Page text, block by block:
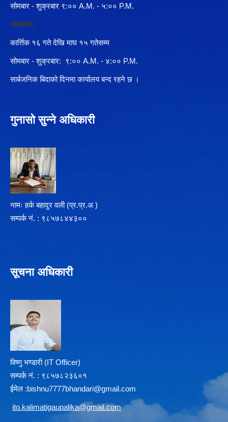
सोमबार - शुक्रबार ९:०० A.M. - ५:०० P.M.
जाडोयाम
कार्त्तिक १६ गते देखि माघ १५ गतेसम्म
सोमबार - शुक्रबार: ९:०० A.M. - ४:०० P.M.
सार्बजनिक बिदाको दिनमा कार्यालय बन्द रहने छ ।
गुनासो सुन्ने अधिकारी
नामः हर्क बहादुर वली (प्र‍.प्र.अ )
सम्पर्क न‌ं. : ९८५७८४४३००
सूचना अधिकारी
विष्णु भण्डारी (IT Officer)
सम्पर्क न‌ं. : ९८५७८२३६०१
ईमेल :bishnu7777bhandari@gmail.com
ito.kalimatigaupalika@gmail.com